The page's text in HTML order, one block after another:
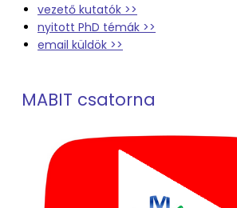
vezető kutatók >>
nyitott PhD témák >>
email küldök >>
MABIT csatorna